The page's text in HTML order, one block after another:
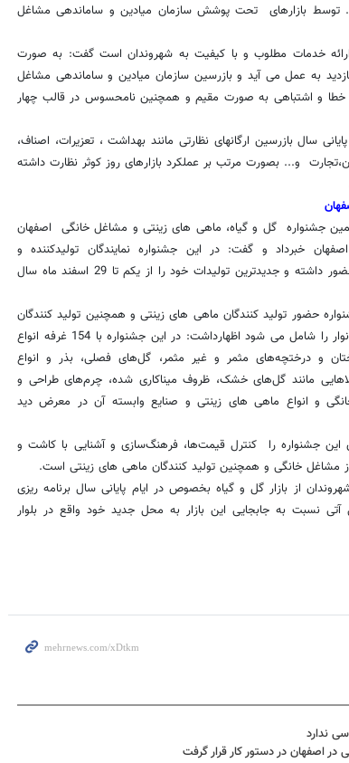
... توسط بازارهای تحت پوشش سازمان میادین و ساماندهی مشاغل
ارائه خدمات مطلوب و با کیفیت به شهروندان است گفت: به صورت
به عمل می آید و بازرسین سازمان میادین و ساماندهی مشاغل
و اشتباهی به صورت مقیم و همچنین نامحسوس در قالب چهار
سال بازرسین ارگانهای نظارتی مانند بهداشت ، تعزیرات، اصناف،
و... بصورت مرتب بر عملکرد بازارهای روز کوثر نظارت داشته
جشنواره گل و گیاه، ماهی های زینتی و مشاغل خانگی اصفهان
خبرداد و گفت: در این جشنواره نمایندگان تولیدکننده و
پرورش‌دهندگان گل و گیاه از 15 استان‌ کشور حضور داشته و جدیدترین تولیدات خود را از یکم تا 29 اسفند ماه سال
حضور تولید کنندگان ماهی های زینتی و همچنین تولید کنندگان
مشاغل خانگی است که عموماً زنان سرپرست خانوار را شامل می شود اظهارداشت: در این جشنواره با 154 غرفه انواع
و درختچه‌های مثمر و غیر مثمر، گل‌های فصلی، بذر و انواع
مانند گل‌های خشک، ظروف میناکاری شده، چرم‌های طراحی و
و انواع ماهی های زینتی و صنایع وابسته آن در معرض دید
این جشنواره را کنترل قیمت‌ها، فرهنگ‌سازی و آشنایی با کاشت و
مشاغل خانگی و همچنین تولید کنندگان ماهی های زینتی است.
از بازار گل و گیاه بخصوص در ایام پایانی سال برنامه ریزی
نسبت به جابجایی این بازار به محل جدید خود واقع در بلوار
ندارد